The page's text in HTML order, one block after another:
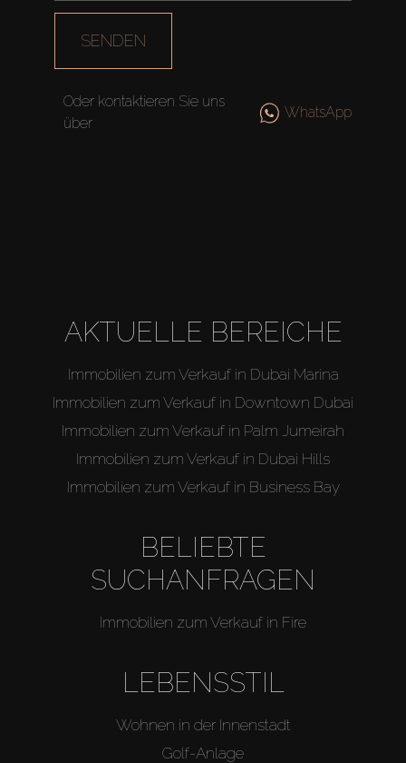
SENDEN
Oder kontaktieren Sie uns
über
WhatsApp
AKTUELLE BEREICHE
Immobilien zum Verkauf in Dubai Marina
Immobilien zum Verkauf in Downtown Dubai
Immobilien zum Verkauf in Palm Jumeirah
Immobilien zum Verkauf in Dubai Hills
Immobilien zum Verkauf in Business Bay
BELIEBTE
SUCHANFRAGEN
Immobilien zum Verkauf in Fire
LEBENSSTIL
Wohnen in der Innenstadt
Golf-Anlage